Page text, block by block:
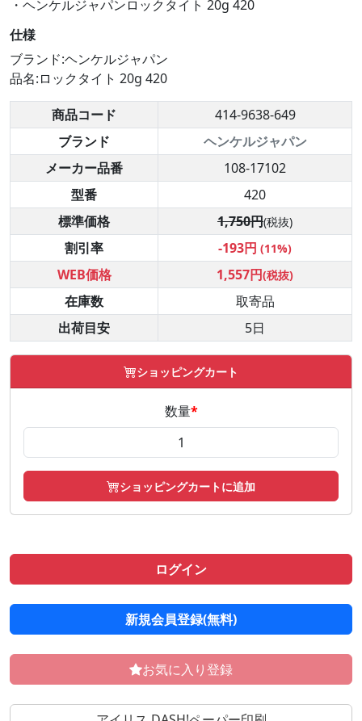
・ヘンケルジャパンロックタイト 20g 420
仕様
ブランド:ヘンケルジャパン
品名:ロックタイト 20g 420
商品コード
414-9638-649
ブランド
ヘンケルジャパン
メーカー品番
108-17102
型番
420
標準価格
1,750円(税抜)
割引率 -193円 (11%)
WEB価格 1,557円(税抜)
在庫数
取寄品
出荷目安
5日
ショッピングカート
数量*
ショッピングカートに追加
ログイン
新規会員登録(無料)
お気に入り登録